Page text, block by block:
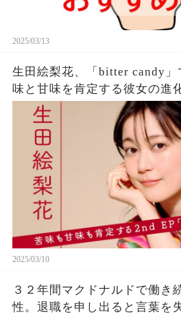
2025/03/13
生田絵梨花、「bitter candy
味と甘味を肯定する彼女の進
2025/03/10
３２年間マクドナルドで働き
性。退職を申し出ると言葉を